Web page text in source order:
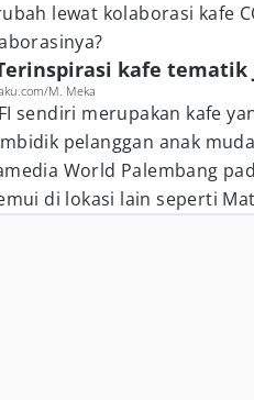
lewat kolaborasi kafe
kafe tematik
M. Meka
sendiri merupakan kafe
pelanggan anak
World Palembang
di lokasi lain seperti